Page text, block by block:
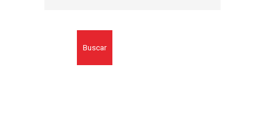
Buscar